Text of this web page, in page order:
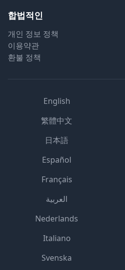
합법적인
개인 정보 정책
이용약관
환불 정책
English
繁體中文
日本語
Español
Français
العربية
Nederlands
Italiano
Svenska